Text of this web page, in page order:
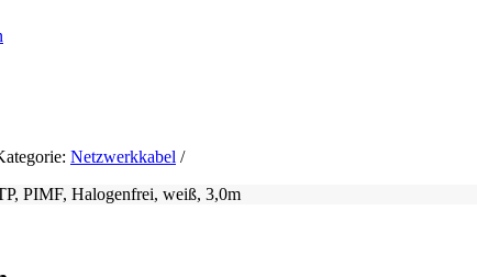
Netzwerkkabel
PIMF, Halogenfrei, weiß, 3,0m